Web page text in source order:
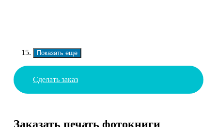
Показать еще
Сделать заказ
Заказать печать фотокниги